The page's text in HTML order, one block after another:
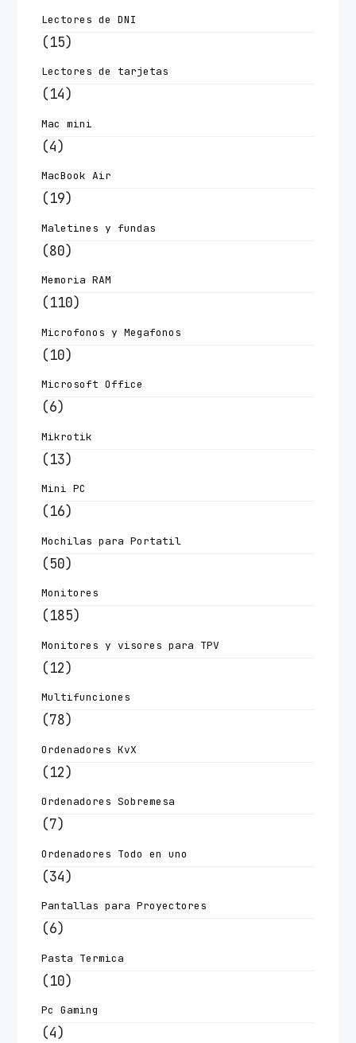
Lectores de DNI
(15)
Lectores de tarjetas
(14)
Mac mini
(4)
MacBook Air
(19)
Maletines y fundas
(80)
Memoria RAM
(110)
Microfonos y Megafonos
(10)
Microsoft Office
(6)
Mikrotik
(13)
Mini PC
(16)
Mochilas para Portatil
(50)
Monitores
(185)
Monitores y visores para TPV
(12)
Multifunciones
(78)
Ordenadores KvX
(12)
Ordenadores Sobremesa
(7)
Ordenadores Todo en uno
(34)
Pantallas para Proyectores
(6)
Pasta Termica
(10)
Pc Gaming
(4)